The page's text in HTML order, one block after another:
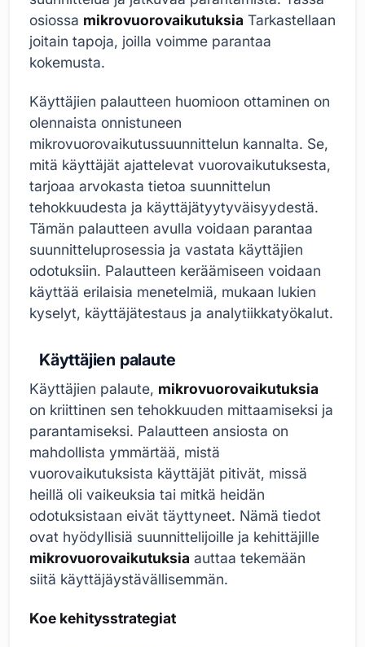
osiossa mikrovuorovaikutuksia Tarkastellaan
joitain tapoja, joilla voimme parantaa
kokemusta.
Käyttäjien palautteen huomioon ottaminen on
olennaista onnistuneen
mikrovuorovaikutussuunnittelun kannalta. Se,
mitä käyttäjät ajattelevat vuorovaikutuksesta,
tarjoaa arvokasta tietoa suunnittelun
tehokkuudesta ja käyttäjätyytyväisyydestä.
Tämän palautteen avulla voidaan parantaa
suunnitteluprosessia ja vastata käyttäjien
odotuksiin. Palautteen keräämiseen voidaan
käyttää erilaisia menetelmiä, mukaan lukien
kyselyt, käyttäjätestaus ja analytiikkatyökalut.
Käyttäjien palaute
Käyttäjien palaute, mikrovuorovaikutuksia
on kriittinen sen tehokkuuden mittaamiseksi ja
parantamiseksi. Palautteen ansiosta on
mahdollista ymmärtää, mistä
vuorovaikutuksista käyttäjät pitivät, missä
heillä oli vaikeuksia tai mitkä heidän
odotuksistaan eivät täyttyneet. Nämä tiedot
ovat hyödyllisiä suunnittelijoille ja kehittäjille
mikrovuorovaikutuksia auttaa tekemään
siitä käyttäjäystävällisemmän.
Koe kehitysstrategiat